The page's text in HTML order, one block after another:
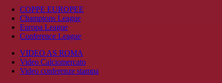
COPPE EUROPEE
Champions League
Europa League
Conference League
VIDEO AS ROMA
Video Calciomercato
Video conferenze stampa